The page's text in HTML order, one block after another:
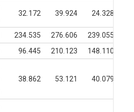
32.172 39.924 24.328
234.535 276.606
239.055
96.445 210.123 148.110
38.862 53.121 40.079